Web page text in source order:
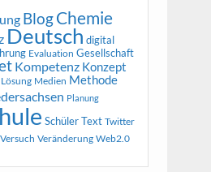
BlogChemie
Deutsch digital
Evaluation Gesellschaft
Kompetenz Konzept
Lösung Medien Methode
Planung
Schüler Text Twitter
Versuch Veränderung Web2.0